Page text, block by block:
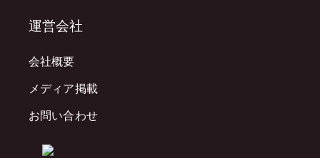
運営会社
会社概要
メディア掲載
お問い合わせ